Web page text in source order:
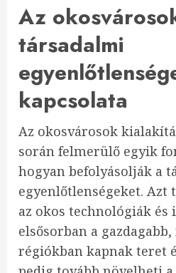
Az
társadalmi
kapcsolata
Az okosvárosok
során felmerülő egyik
hogyan befolyásolják a
egyenlőtlenségeket. Azt
az okos technológiák
elsősorban a
régiókban kapnak teret